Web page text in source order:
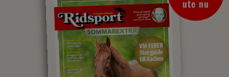
ute nu